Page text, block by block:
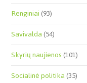
Renginiai(93)
Savivalda(54)
Skyrių naujienos(101)
Socialinė politika(35)